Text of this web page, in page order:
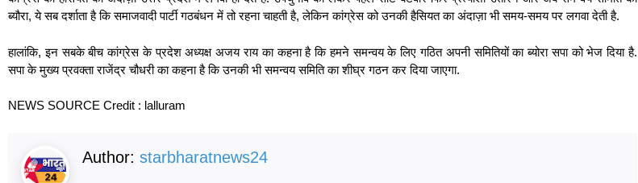
ब्यौरा, ये सब दर्शाता है कि समाजवादी पार्टी गठबंधन में तो रहना चाहती है, लेकिन कांग्रेस को उनकी हैसियत का अंदाज़ा भी समय-समय पर लगवा देती है.
हालांकि, इन सबके बीच कांग्रेस के प्रदेश अध्यक्ष अजय राय का कहना है कि हमने समन्वय के लिए गठित अपनी समितियों का ब्योरा सपा को भेज दिया है.
सपा के मुख्य प्रवक्ता राजेंद्र चौधरी का कहना है कि उनकी भी समन्वय समिति का शीघ्र गठन कर दिया जाएगा.
NEWS SOURCE Credit : lalluram
Author: starbharatnews24